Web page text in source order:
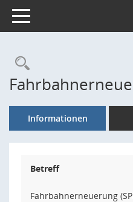
Toggle navigation
Informationen
Betreff
Fahrbahnerneuerung